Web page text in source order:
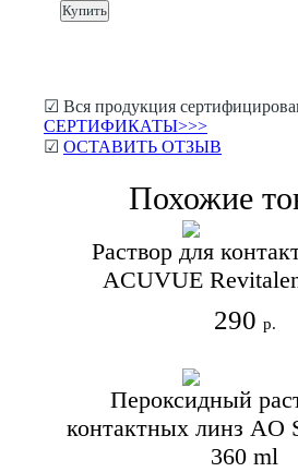
Купить
☑ Вся продукция
СЕРТИФИКАТЫ>>>
☑ ОСТАВИТЬ ОТЗЫВ
Похожие
Раствор для
ACUVUE
290 р.
Пероксидный
контактных линз AO
360 ml